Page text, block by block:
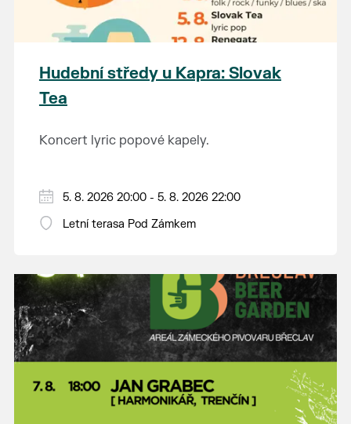
Hudební středy u Kapra: Slovak
Tea
Koncert lyric popové kapely.
5. 8. 2026 20:00 - 5. 8. 2026 22:00
Letní terasa Pod Zámkem